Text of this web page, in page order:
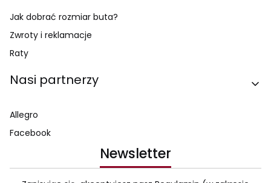
Jak dobrać rozmiar buta?
Zwroty i reklamacje
Raty
Nasi partnerzy
Allegro
Facebook
Newsletter